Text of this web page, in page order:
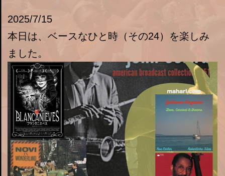
2025/7/15
本日は、ベースなひと時（その24）を楽しみ
ました。